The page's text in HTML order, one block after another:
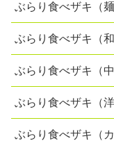
ぶらり食べザキ（
ぶらり食べザキ（和
ぶらり食べザキ（
ぶらり食べザキ（洋
ぶらり食べザキ（